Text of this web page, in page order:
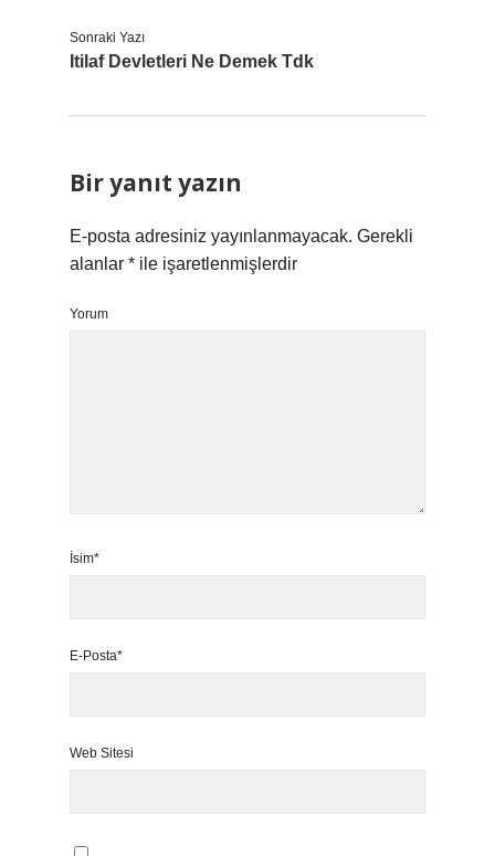
Sonraki Yazı
Itilaf Devletleri Ne Demek Tdk
Bir yanıt yazın
E-posta adresiniz yayınlanmayacak. Gerekli
alanlar * ile işaretlenmişlerdir
Yorum
İsim*
E-Posta*
Web Sitesi